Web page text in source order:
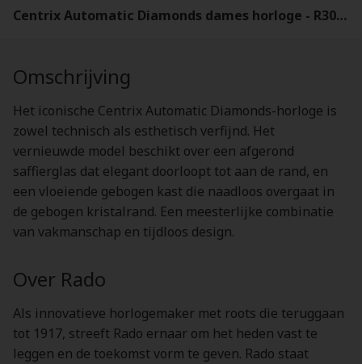
Centrix Automatic Diamonds dames horloge - R30020712
Omschrijving
Het iconische Centrix Automatic Diamonds-horloge is
zowel technisch als esthetisch verfijnd. Het
vernieuwde model beschikt over een afgerond
saffierglas dat elegant doorloopt tot aan de rand, en
een vloeiende gebogen kast die naadloos overgaat in
de gebogen kristalrand. Een meesterlijke combinatie
van vakmanschap en tijdloos design.
Over Rado
Als innovatieve horlogemaker met roots die teruggaan
tot 1917, streeft Rado ernaar om het heden vast te
leggen en de toekomst vorm te geven. Rado staat